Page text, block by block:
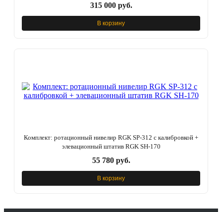
315 000 руб.
В корзину
Комплект: ротационный нивелир RGK SP-312 с калибровкой +
элевационный штатив RGK SH-170
55 780 руб.
В корзину